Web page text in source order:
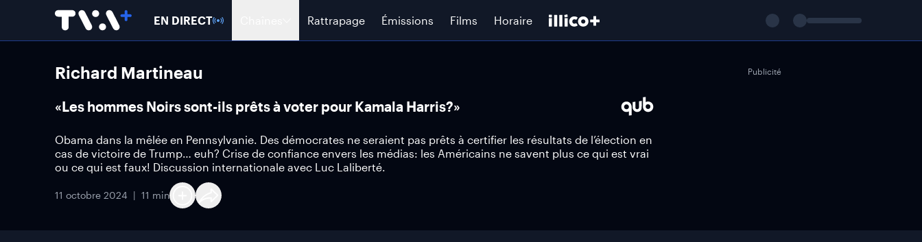
EN DIRECT Rattrapage Émissions Films Horaire
Richard Martineau
«Les hommes Noirs sont-ils prêts à voter pour Kamala Harris?»
Obama dans la mêlée en Pennsylvanie. Des démocrates ne seraient pas prêts à certifier les résultats de l’élection en
cas de victoire de Trump… euh? Crise de confiance envers les médias: les Américains ne savent plus ce qui est vrai
ou ce qui est faux! Discussion internationale avec Luc Laliberté.
11 octobre 2024 11 min
Publicité